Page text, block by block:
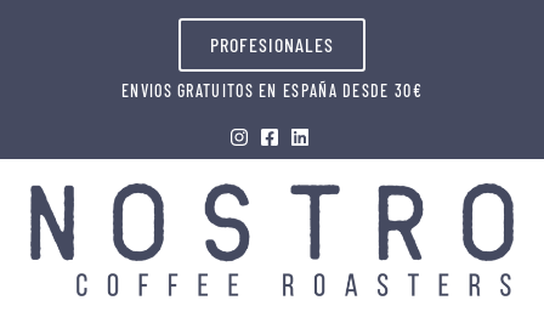
PROFESIONALES
ENVIOS GRATUITOS EN ESPAÑA DESDE 30€